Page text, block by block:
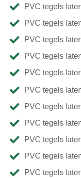
PVC tegels
PVC tegels
PVC tegels
PVC tegels
PVC tegels
PVC tegels
PVC tegels
PVC tegels
PVC tegels
PVC tegels
PVC tegels